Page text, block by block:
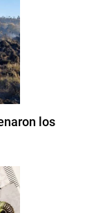
los